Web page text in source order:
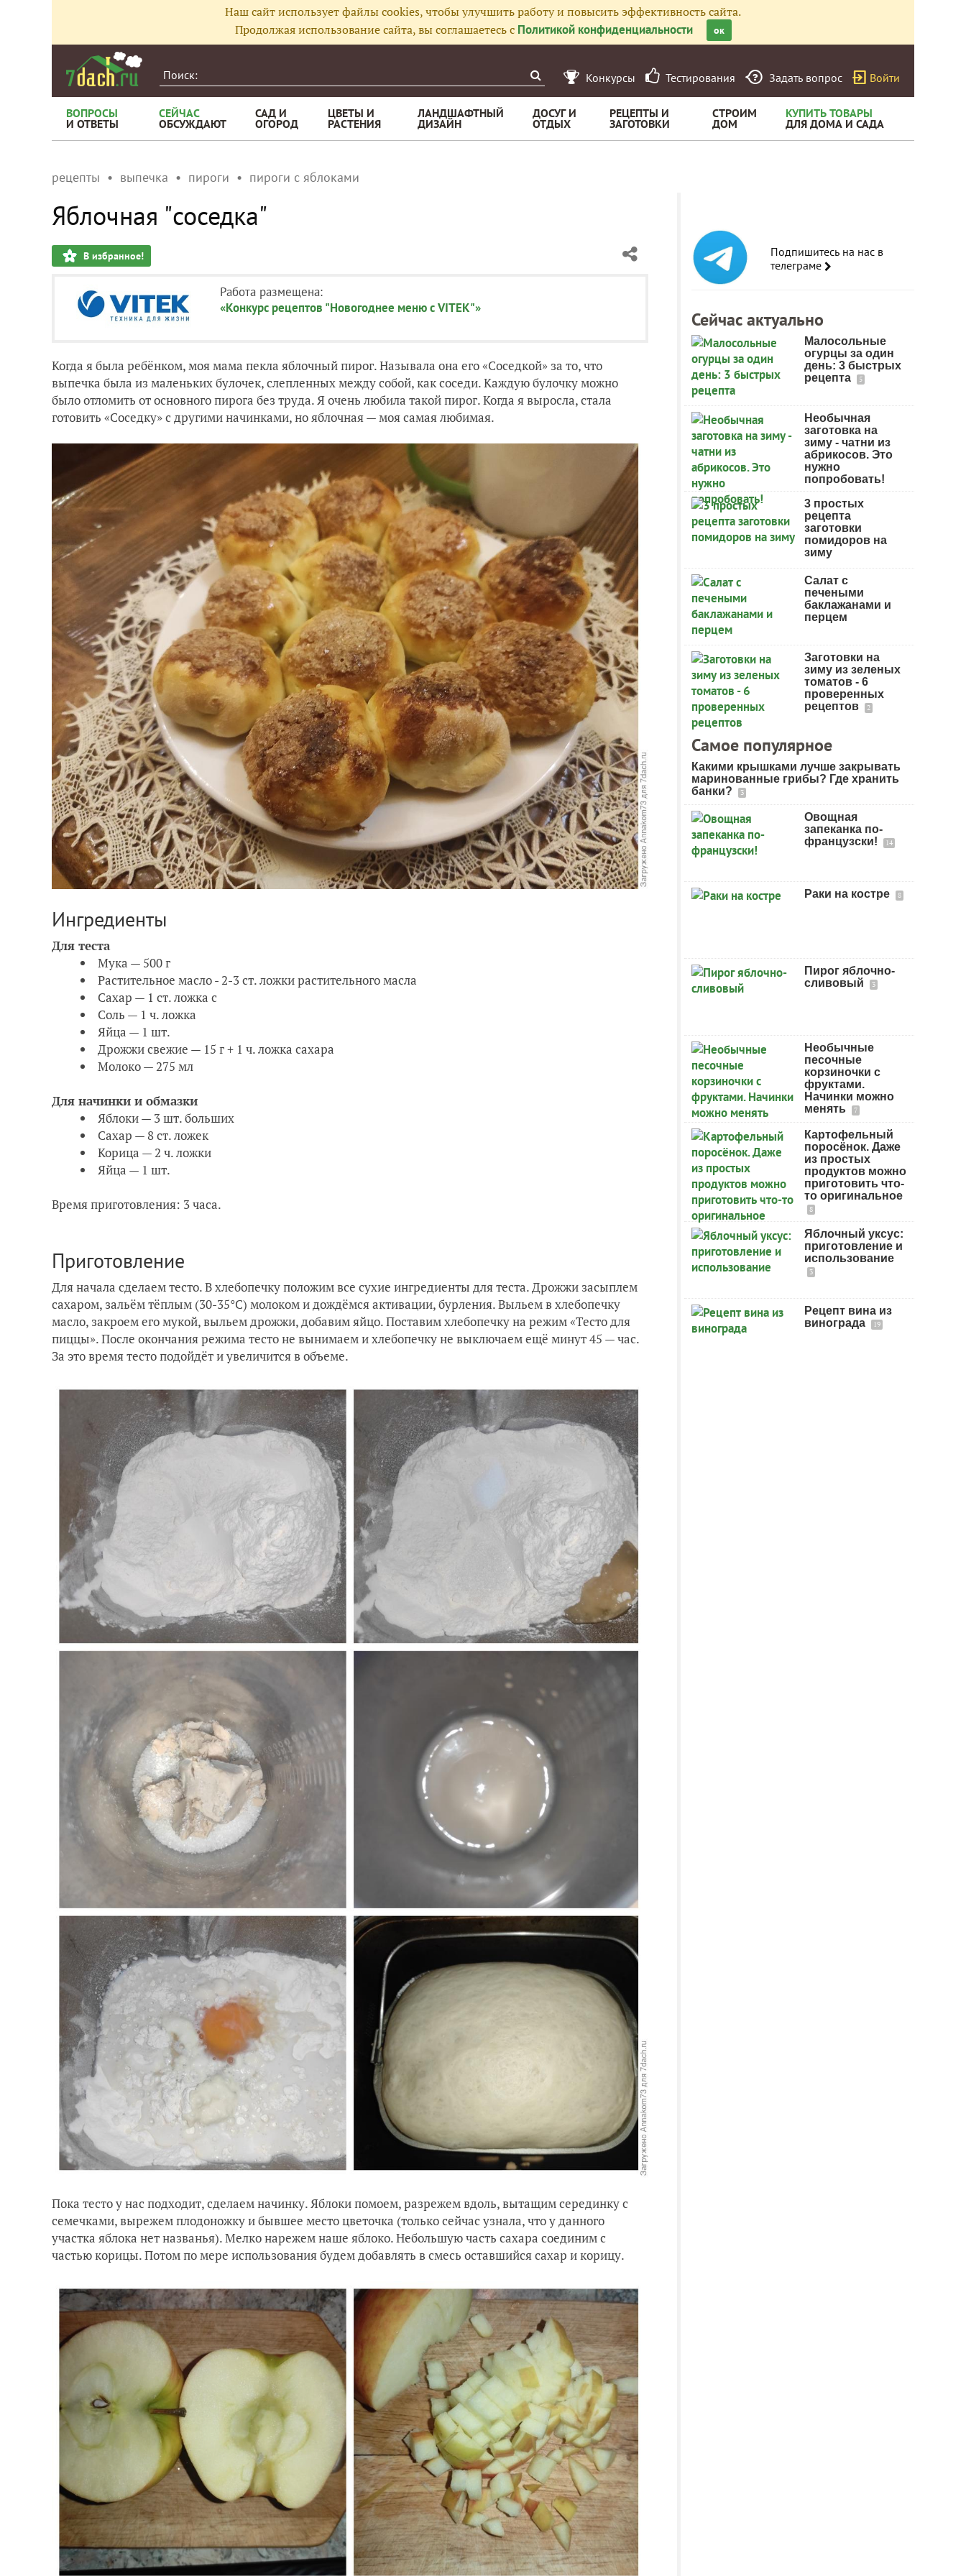
Наш сайт использует файлы cookies, чтобы улучшить работу и повысить эффективность сайта.
Продолжая использование сайта, вы соглашаетесь с Политикой конфиденциальности ок
Конкурсы Тестирования Задать вопрос Войти
ВОПРОСЫ
И ОТВЕТЫ
СЕЙЧАС
ОБСУЖДАЮТ
САД И
ОГОРОД
ЦВЕТЫ И
РАСТЕНИЯ
ЛАНДШАФТНЫЙ
ДИЗАЙН
ДОСУГ И
ОТДЫХ
РЕЦЕПТЫ И
ЗАГОТОВКИ
СТРОИМ
ДОМ
КУПИТЬ ТОВАРЫ
ДЛЯ ДОМА И САДА
рецепты выпечка пироги пироги с яблоками
Яблочная "соседка"
В избранное!
Работа размещена:
«Конкурс рецептов "Новогоднее меню с VITEK"»
Когда я была ребёнком, моя мама пекла яблочный пирог. Называла она его «Соседкой» за то, что
выпечка была из маленьких булочек, слепленных между собой, как соседи. Каждую булочку можно
было отломить от основного пирога без труда. Я очень любила такой пирог. Когда я выросла, стала
готовить «Соседку» с другими начинками, но яблочная — моя самая любимая.
Ингредиенты
Для теста
Мука — 500 г
Растительное масло - 2-3 ст. ложки растительного масла
Сахар — 1 ст. ложка с
Соль — 1 ч. ложка
Яйца — 1 шт.
Дрожжи свежие — 15 г + 1 ч. ложка сахара
Молоко — 275 мл
Для начинки и обмазки
Яблоки — 3 шт. больших
Сахар — 8 ст. ложек
Корица — 2 ч. ложки
Яйца — 1 шт.
Время приготовления: 3 часа.
Приготовление
Для начала сделаем тесто. В хлебопечку положим все сухие ингредиенты для теста. Дрожжи засыплем
сахаром, зальём тёплым (30-35°C) молоком и дождёмся активации, бурления. Выльем в хлебопечку
масло, закроем его мукой, выльем дрожжи, добавим яйцо. Поставим хлебопечку на режим «Тесто для
пиццы». После окончания режима тесто не вынимаем и хлебопечку не выключаем ещё минут 45 — час.
За это время тесто подойдёт и увеличится в объеме.
Пока тесто у нас подходит, сделаем начинку. Яблоки помоем, разрежем вдоль, вытащим серединку с
семечками, вырежем плодоножку и бывшее место цветочка (только сейчас узнала, что у данного
участка яблока нет названья). Мелко нарежем наше яблоко. Небольшую часть сахара соединим с
частью корицы. Потом по мере использования будем добавлять в смесь оставшийся сахар и корицу.
Подпишитесь на нас в
телеграме
Сейчас актуально
Малосольные
огурцы за один
день: 3 быстрых
рецепта
5
Необычная
заготовка на
зиму - чатни из
абрикосов. Это
нужно
попробовать!
3 простых
рецепта
заготовки
помидоров на
зиму
Салат с
печеными
баклажанами и
перцем
Заготовки на
зиму из зеленых
томатов - 6
проверенных
рецептов
2
Самое популярное
Какими крышками лучше закрывать
маринованные грибы? Где хранить
банки?
3
Овощная
запеканка по-
французски!
14
Раки на костре 8
Пирог яблочно-
сливовый
3
Необычные
песочные
корзиночки с
фруктами.
Начинки можно
менять
7
Картофельный
поросёнок. Даже
из простых
продуктов можно
приготовить что-
то оригинальное
8
Яблочный уксус:
приготовление и
использование
3
Рецепт вина из
винограда
19